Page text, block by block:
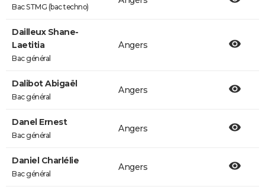
Bac STMG (bac techno)
Dailleux Shane-
Laetitia
Bac général
Angers
Dalibot Abigaël
Bac général
Angers
Danel Ernest
Bac général
Angers
Daniel Charlélie
Bac général
Angers